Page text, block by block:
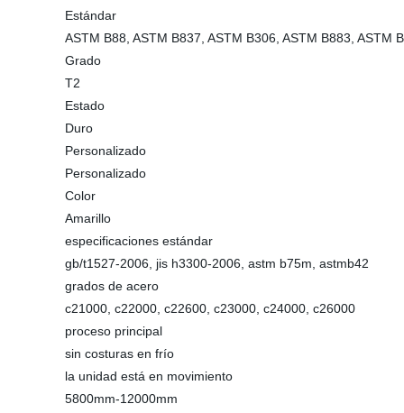
Estándar
ASTM B88, ASTM B837, ASTM B306, ASTM B883, ASTM
Grado
T2
Estado
Duro
Personalizado
Personalizado
Color
Amarillo
especificaciones estándar
gb/t1527-2006, jis h3300-2006, astm b75m, astmb42
grados de acero
c21000, c22000, c22600, c23000, c24000, c26000
proceso principal
sin costuras en frío
la unidad está en movimiento
5800mm-12000mm